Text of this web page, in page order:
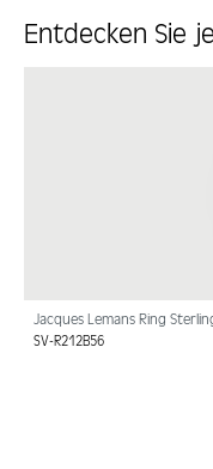
Entdecken Sie
Jacques Lemans Ring
SV-R212B56